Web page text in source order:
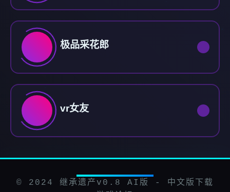
极品采花郎
vr女友
© 2024 继承遗产v0.8 AI版 - 中文版下载